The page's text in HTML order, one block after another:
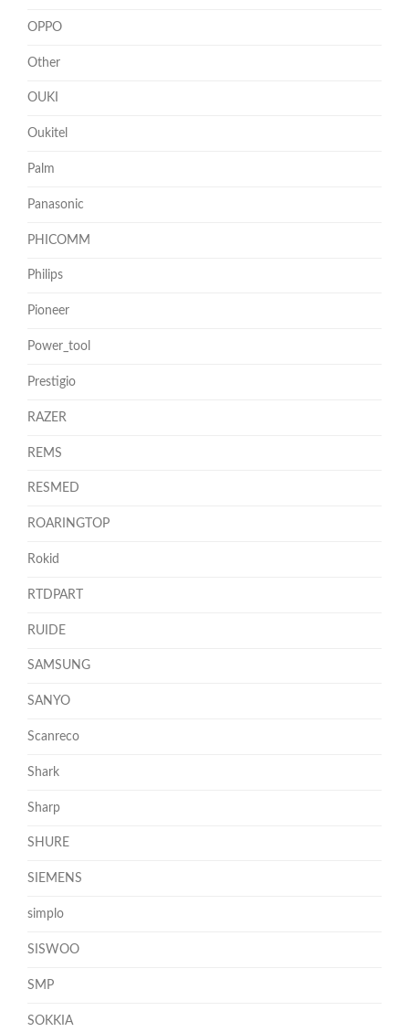
OPPO
Other
OUKI
Oukitel
Palm
Panasonic
PHICOMM
Philips
Pioneer
Power_tool
Prestigio
RAZER
REMS
RESMED
ROARINGTOP
Rokid
RTDPART
RUIDE
SAMSUNG
SANYO
Scanreco
Shark
Sharp
SHURE
SIEMENS
simplo
SISWOO
SMP
SOKKIA